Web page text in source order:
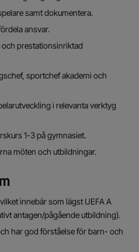
samt dokumentera.
ansvar.
prestationsinriktad
sportchef akademi och
i relevanta verktyg
1-3 på gymnasiet.
möten och utbildningar.
innebär som lägst UEFA A
antagen/pågående utbildning).
har god förståelse för barn- och